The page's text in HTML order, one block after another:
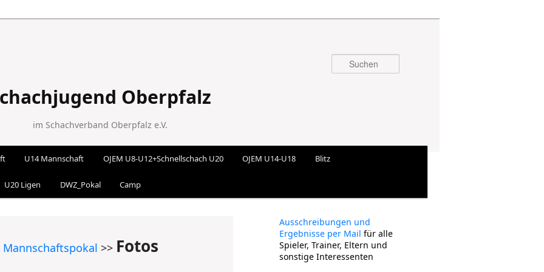
Oberpfalz
im Schachverband Oberpfalz e.V.
Suchen
U14 Mannschaft OJEM U8-U12+Schnellschach U20 OJEM U14-U18 Blitz
U20 Ligen DWZ_Pokal Camp
Mannschaftspokal >> Fotos
Ausschreibungen und
Ergebnisse per Mail für alle
Spieler, Trainer, Eltern und
sonstige Interessenten